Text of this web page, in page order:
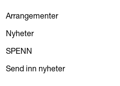
Arrangementer
Nyheter
SPENN
Send inn nyheter